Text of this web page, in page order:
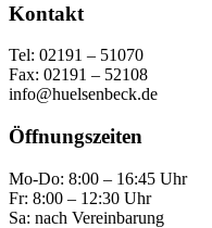
Kontakt
Tel: 02191 – 51070
Fax: 02191 – 52108
info@huelsenbeck.de
Öffnungszeiten
Mo-Do: 8:00 – 16:45 Uhr
Fr: 8:00 – 12:30 Uhr
Sa: nach Vereinbarung